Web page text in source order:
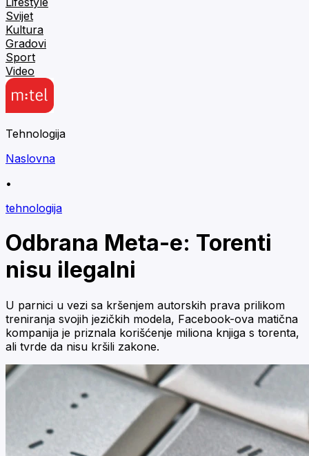
Svijet
Kultura
Gradovi
Sport
Video
Tehnologija
Naslovna
•
tehnologija
Odbrana Meta-e: Torenti
nisu ilegalni
U parnici u vezi sa kršenjem autorskih prava prilikom
treniranja svojih jezičkih modela, Facebook-ova matična
kompanija je priznala korišćenje miliona knjiga s torenta,
ali tvrde da nisu kršili zakone.